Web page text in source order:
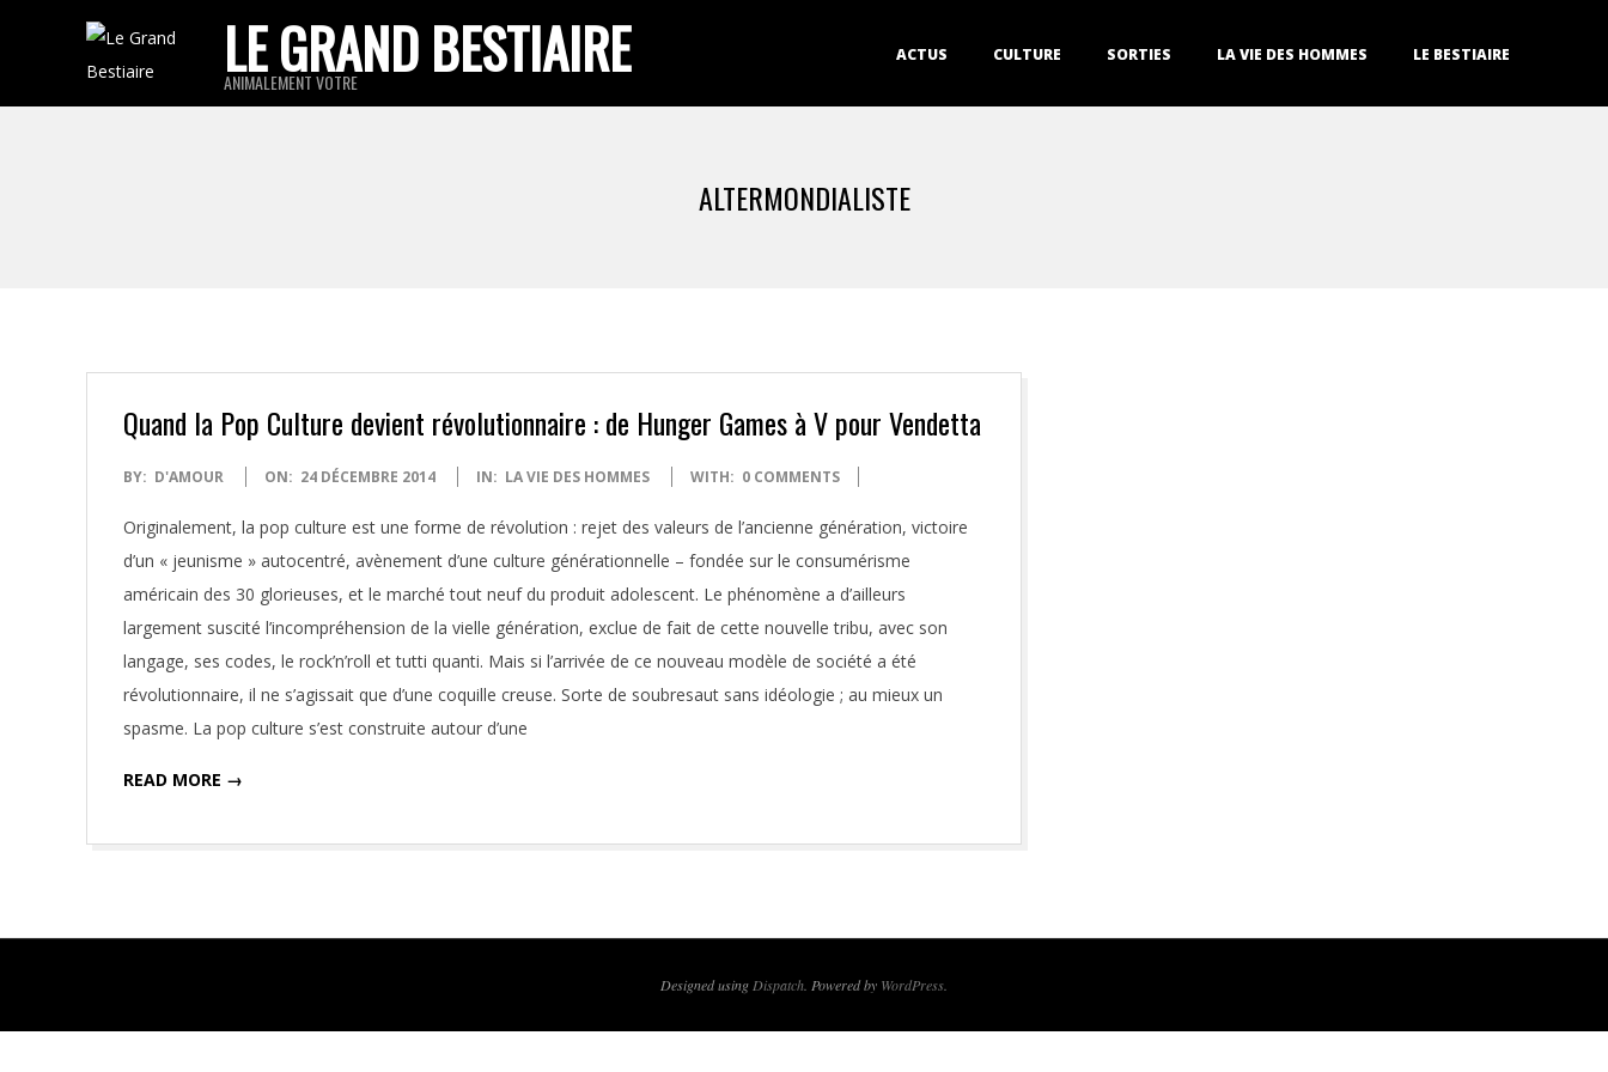
LE GRAND BESTIAIRE
ANIMALEMENT VOTRE
Menu
ACTUS CULTURE SORTIES LA VIE DES HOMMES LE BESTIAIRE
ALTERMONDIALISTE
Quand la Pop Culture devient révolutionnaire : de Hunger Games à V pour Vendetta
2014-
24
BY: D'AMOUR ON: 24 DÉCEMBRE 2014 IN: LA VIE DES HOMMES WITH: 0 COMMENTS
Originalement, la pop culture est une forme de révolution : rejet des valeurs de l’ancienne génération, victoire
d’un « jeunisme » autocentré, avènement d’une culture générationnelle – fondée sur le consumérisme
américain des 30 glorieuses, et le marché tout neuf du produit adolescent. Le phénomène a d’ailleurs
largement suscité l’incompréhension de la vielle génération, exclue de fait de cette nouvelle tribu, avec son
langage, ses codes, le rock’n’roll et tutti quanti. Mais si l’arrivée de ce nouveau modèle de société a été
révolutionnaire, il ne s’agissait que d’une coquille creuse. Sorte de soubresaut sans idéologie ; au mieux un
spasme. La pop culture s’est construite autour d’une
READ MORE →
Designed using Dispatch . Powered by WordPress